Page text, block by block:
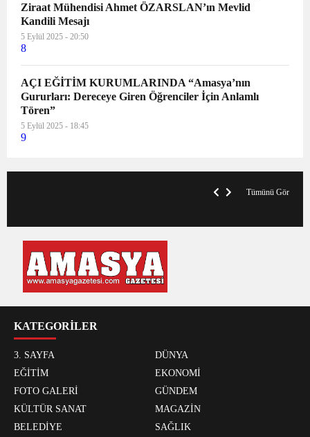
Ziraat Mühendisi Ahmet ÖZARSLAN’ın Mevlid
Kandili Mesajı
5 Eylül 2025 - 20:50
8
AÇI EĞİTİM KURUMLARINDA “Amasya’nın
Gururları: Dereceye Giren Öğrenciler İçin Anlamlı
Tören”
5 Eylül 2025 - 18:45
9
Tümünü Gör
KATEGORİLER
3. SAYFA
DÜNYA
EĞİTİM
EKONOMİ
FOTO GALERİ
GÜNDEM
KÜLTÜR SANAT
MAGAZİN
BELEDİYE
SAĞLIK